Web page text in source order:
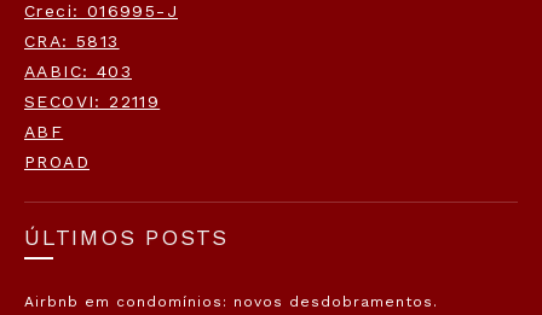
Creci: 016995-J
CRA: 5813
AABIC: 403
SECOVI: 22119
ABF
PROAD
ÚLTIMOS POSTS
Airbnb em condomínios: novos desdobramentos.